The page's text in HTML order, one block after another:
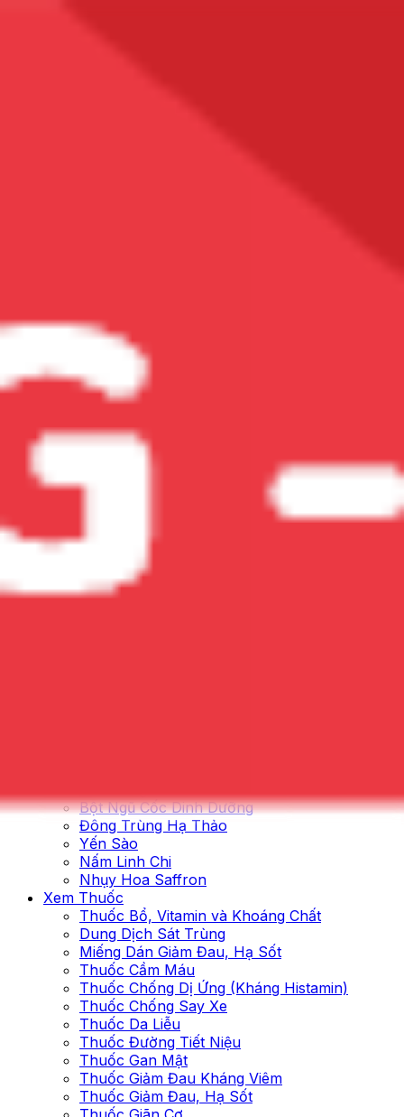
Bổ Sung Magiê (Mg)
Bổ Sung Sắt (Fe)
Bổ Sung Canxi (Ca)
Xem Tất Cả
Collagen
Omega 3-6-9
Men Vi sinh
Vitamin Cho Bé
Vitamin Cho Mẹ Bầu
Bột Ngũ Cốc Dinh Dưỡng
Đông Trùng Hạ Thảo
Yến Sào
Nấm Linh Chi
Nhụy Hoa Saffron
Xem Thuốc
Thuốc Bổ, Vitamin và Khoáng Chất
Dung Dịch Sát Trùng
Miếng Dán Giảm Đau, Hạ Sốt
Thuốc Cầm Máu
Thuốc Chống Dị Ứng (Kháng Histamin)
Thuốc Chống Say Xe
Thuốc Da Liễu
Thuốc Đường Tiết Niệu
Thuốc Gan Mật
Thuốc Giảm Đau Kháng Viêm
Thuốc Giảm Đau, Hạ Sốt